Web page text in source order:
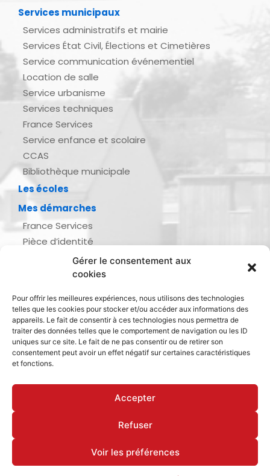
Gérer le consentement aux
cookies
Pour offrir les meilleures expériences, nous utilisons des technologies
telles que les cookies pour stocker et/ou accéder aux informations des
appareils. Le fait de consentir à ces technologies nous permettra de
traiter des données telles que le comportement de navigation ou les ID
uniques sur ce site. Le fait de ne pas consentir ou de retirer son
consentement peut avoir un effet négatif sur certaines caractéristiques
et fonctions.
Accepter
Refuser
Voir les préférences
Services municipaux
Services administratifs et mairie
Services État Civil, Élections et Cimetières
Service communication événementiel
Location de salle
Service urbanisme
Services techniques
France Services
Service enfance et scolaire
CCAS
Bibliothèque municipale
Les écoles
Mes démarches
France Services
Pièce d’identité
Demande d’actes d’état civil
Inscription listes électorales
Recensement militaire
Le journal de ma ville
Gestion des déchets
Mentions légales & politique de confidentialité
Déclaration d’accessibilité